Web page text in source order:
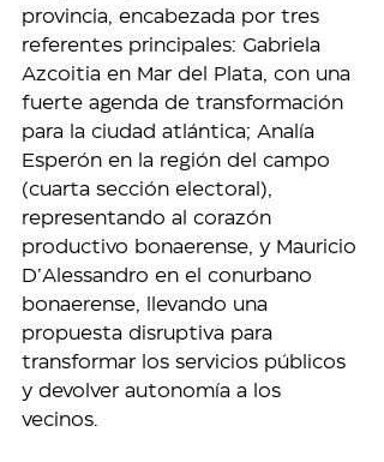
provincia, encabezada por tres
referentes principales: Gabriela
Azcoitia en Mar del Plata, con una
fuerte agenda de transformación
para la ciudad atlántica; Analía
Esperón en la región del campo
(cuarta sección electoral),
representando al corazón
productivo bonaerense, y Mauricio
D’Alessandro en el conurbano
bonaerense, llevando una
propuesta disruptiva para
transformar los servicios públicos
y devolver autonomía a los
vecinos.